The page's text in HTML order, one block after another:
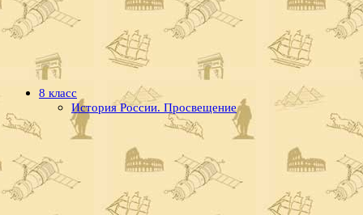
8 класс
История России. Просвещение